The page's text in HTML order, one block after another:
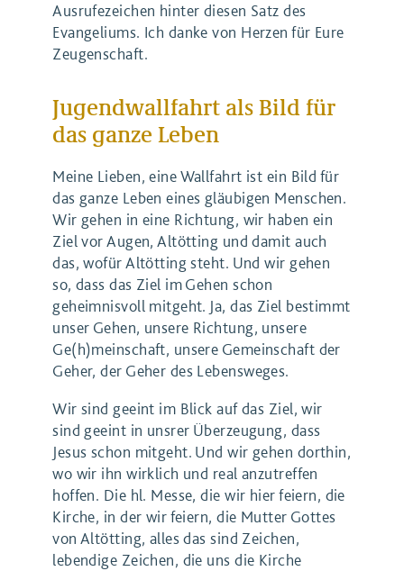
Ausrufezeichen hinter diesen Satz des
Evangeliums. Ich danke von Herzen für Eure
Zeugenschaft.
Jugendwallfahrt als Bild für
das ganze Leben
Meine Lieben, eine Wallfahrt ist ein Bild für
das ganze Leben eines gläubigen Menschen.
Wir gehen in eine Richtung, wir haben ein
Ziel vor Augen, Altötting und damit auch
das, wofür Altötting steht. Und wir gehen
so, dass das Ziel im Gehen schon
geheimnisvoll mitgeht. Ja, das Ziel bestimmt
unser Gehen, unsere Richtung, unsere
Ge(h)meinschaft, unsere Gemeinschaft der
Geher, der Geher des Lebensweges.
Wir sind geeint im Blick auf das Ziel, wir
sind geeint in unsrer Überzeugung, dass
Jesus schon mitgeht. Und wir gehen dorthin,
wo wir ihn wirklich und real anzutreffen
hoffen. Die hl. Messe, die wir hier feiern, die
Kirche, in der wir feiern, die Mutter Gottes
von Altötting, alles das sind Zeichen,
lebendige Zeichen, die uns die Kirche